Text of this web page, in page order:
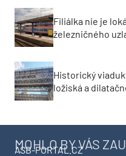
Filiálka nie je
železničného
Historický
ložiská a
MOHLO BY VÁS
ASB-PORTAL.CZ